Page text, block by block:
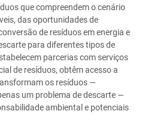
que compreendem o cenário
das oportunidades de
de resíduos em energia e
para diferentes tipos de
parcerias com serviços
de resíduos, obtêm acesso a
os resíduos —
um problema de descarte —
ambiental e potenciais